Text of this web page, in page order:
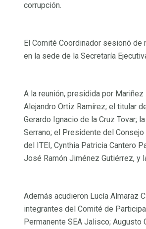
SiDECLARA
Sistemas
Comunicación
Noticias,
Newsletter
Comunicados
Unidad de
Contacto
Transparencia
corrupción.
El Comité Coordinador sesionó de
en la sede de la Secretaría
A la reunión, presidida por
Alejandro Ortiz Ramírez; el titular
Gerardo Ignacio de la Cruz Tovar;
Serrano; el Presidente del
del ITEI, Cynthia Patricia Cantero
José Ramón Jiménez Gutiérrez, y
Además acudieron Lucía Almaraz
integrantes del Comité de
Permanente SEA Jalisco; Augusto